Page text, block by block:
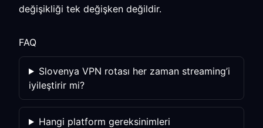
değişikliği tek değişken değildir.
FAQ
Slovenya VPN rotası her zaman streaming’i
iyileştirir mi?
Hangi platform gereksinimleri